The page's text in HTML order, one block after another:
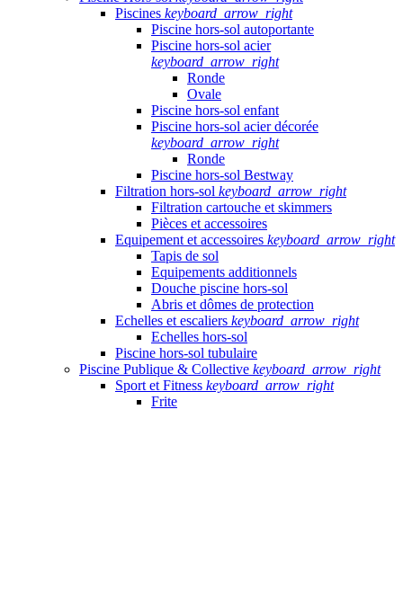
Piscines keyboard_arrow_right
Piscine hors-sol autoportante
Piscine hors-sol acier
keyboard_arrow_right
Ronde
Ovale
Piscine hors-sol enfant
Piscine hors-sol acier décorée
keyboard_arrow_right
Ronde
Piscine hors-sol Bestway
Filtration hors-sol keyboard_arrow_right
Filtration cartouche et skimmers
Pièces et accessoires
Equipement et accessoires keyboard_arrow_right
Tapis de sol
Equipements additionnels
Douche piscine hors-sol
Abris et dômes de protection
Echelles et escaliers keyboard_arrow_right
Echelles hors-sol
Piscine hors-sol tubulaire
Piscine Publique & Collective keyboard_arrow_right
Sport et Fitness keyboard_arrow_right
Frite